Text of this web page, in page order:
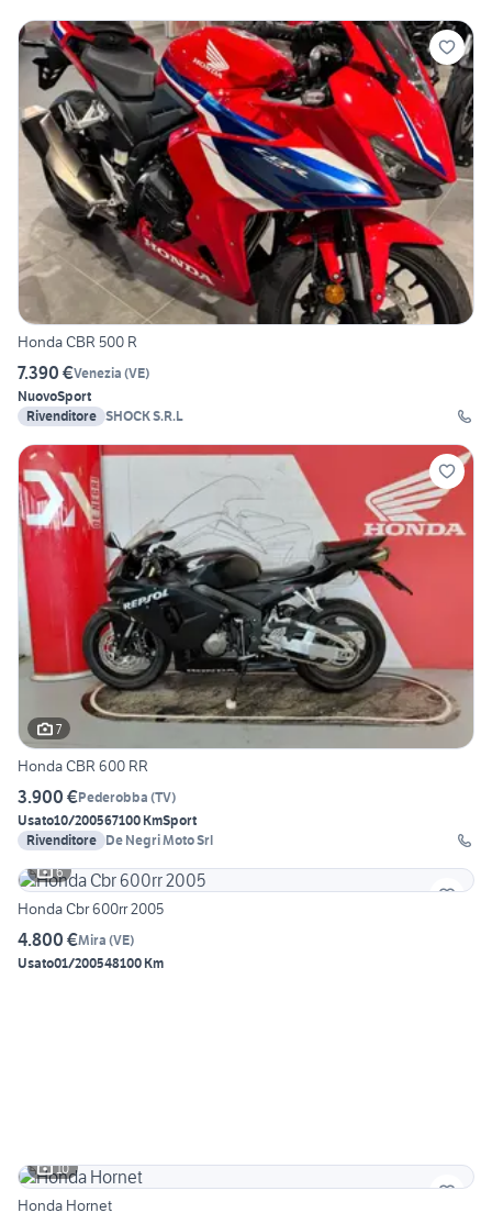
Honda CBR 500 R
7.390 €Venezia (VE)
NuovoSport
Rivenditore SHOCK S.R.L
7
Honda CBR 600 RR
3.900 €Pederobba (TV)
Usato10/200567100 KmSport
Rivenditore De Negri Moto Srl
6
Honda Cbr 600rr 2005
4.800 €Mira (VE)
Usato01/200548100 Km
10
Honda Hornet